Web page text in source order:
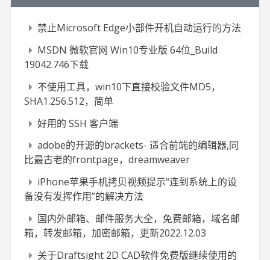
禁止Microsoft Edge小部件开机自动运行的方法
MSDN 微软官网 Win10专业版 64位_Build
19042.746下载
不使用工具，win10下直接校验文件MD5，
SHA1.256.512，简单
好用的 SSH 客户端
adobe的开源的brackets- 适合前端的编辑器,同
比最古老的frontpage，dreamweaver
iPhone苹果手机拷贝视频提示“连到系统上的设
备没有发挥作用”的解决方法
国内外邮箱、邮件服务大全，免费邮箱，域名邮
箱，转发邮箱，加密邮箱，更新2022.12.03
关于Draftsight 2D CAD软件免费版继续使用的